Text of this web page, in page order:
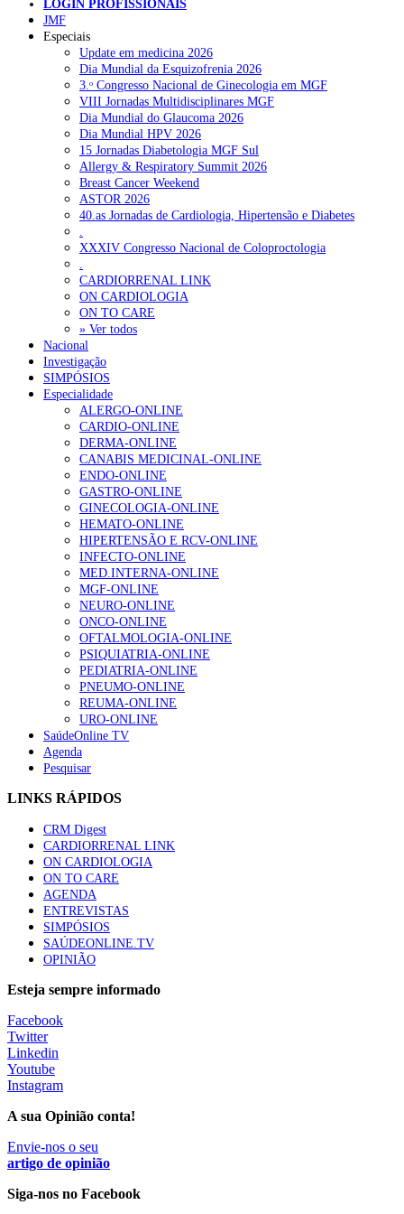
NOTÍCIAS RECENTES
Quase 11.900 jovens recorreram aos cheques psicólogo e
nutricionista no primeiro mês 7 de Agosto, 2026
ULS de Coimbra estreia cirurgia endoscópica do ouvido com
apoio robótico em Portugal 7 de Agosto, 2026
Enfermeiros exigem esclarecimentos sobre eventual gestão
privada da ULS do Algarve 7 de Agosto, 2026
Ordem dos Médicos alerta para riscos no novo sistema de acesso
a consultas e cirurgias 7 de Agosto, 2026
Portugal está a formar os médicos de que precisa?
2026
NOTÍCIAS MAIS LIDAS
Enfermagem Forense. “Da urgência ao tribunal, cada
gesto conta e cada profissional faz a diferença”
203 visualizações
1.º Episódio do Podcast “Frequência Cardio – Sintoniza-
te na Insuficiência Cardíaca” da Bayer
169 visualizações
Alguns milhares de utentes podem ficar sem médico de
família com nova regras do registo, alerta associação
132 visualizações
“Os programas de rastreio do cancro do pulmão são
custo-efetivos e representam um investimento
sustentável para os sistemas de saúde”
93 visualizações
apresentavam níveis elevados de Lp(a), revela estudo
Trodelvy aprovado para primeira linha no cancro da
mama triplo negativo metastático em doentes não
elegíveis para inibidores PD-(L)1
61 visualizações
Mais de 400 utentes beneficiaram de comparticipação reforçada
para tratamentos de infertilidade na Madeira
6 Ago, 2026
semestre do ano passado
LOGIN PROFISSIONAIS
JMF
Especiais
Update em medicina 2026
Dia Mundial da Esquizofrenia 2026
3.ᵒ Congresso Nacional de Ginecologia em MGF
VIII Jornadas Multidisciplinares MGF
Dia Mundial do Glaucoma 2026
Dia Mundial HPV 2026
15 Jornadas Diabetologia MGF Sul
Allergy & Respiratory Summit 2026
Breast Cancer Weekend
ASTOR 2026
40.as Jornadas de Cardiologia, Hipertensão e Diabetes
.
XXXIV Congresso Nacional de Coloproctologia
.
CARDIORRENAL LINK
ON CARDIOLOGIA
ON TO CARE
» Ver todos
Nacional
Investigação
SIMPÓSIOS
Especialidade
ALERGO-ONLINE
CARDIO-ONLINE
DERMA-ONLINE
CANABIS MEDICINAL-ONLINE
ENDO-ONLINE
GASTRO-ONLINE
GINECOLOGIA-ONLINE
HEMATO-ONLINE
HIPERTENSÃO E RCV-ONLINE
INFECTO-ONLINE
MED.INTERNA-ONLINE
MGF-ONLINE
NEURO-ONLINE
ONCO-ONLINE
OFTALMOLOGIA-ONLINE
PSIQUIATRIA-ONLINE
PEDIATRIA-ONLINE
PNEUMO-ONLINE
REUMA-ONLINE
URO-ONLINE
SaúdeOnline TV
Agenda
Pesquisar
LINKS RÁPIDOS
CRM Digest
CARDIORRENAL LINK
ON CARDIOLOGIA
ON TO CARE
AGENDA
ENTREVISTAS
SIMPÓSIOS
SAÚDEONLINE.TV
OPINIÃO
Esteja sempre informado
Facebook
Twitter
Linkedin
Youtube
Instagram
A sua Opinião conta!
Envie-nos o seu
artigo de opinião
Siga-nos no Facebook